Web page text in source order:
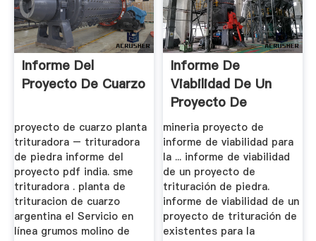
Informe Del
Proyecto De Cuarzo
proyecto de cuarzo planta
trituradora – trituradora
de piedra informe del
proyecto pdf india. sme
trituradora . planta de
trituracion de cuarzo
argentina el Servicio en
línea grumos molino de
Informe De
Viabilidad De Un
Proyecto De
Trituración De
Piedra
mineria proyecto de
informe de viabilidad para
la ... informe de viabilidad
de un proyecto de
trituración de piedra.
informe de viabilidad de un
proyecto de trituración de
existentes para la